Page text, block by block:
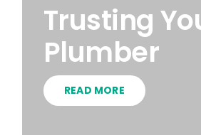
Trusting
Plumber
READ MORE